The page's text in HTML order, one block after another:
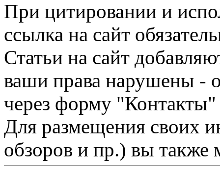
При цитировании и
ссылка на сайт
Статьи на сайт
ваши права нарушены -
через форму "Контакты"
Для размещения своих
обзоров и пр.) вы также